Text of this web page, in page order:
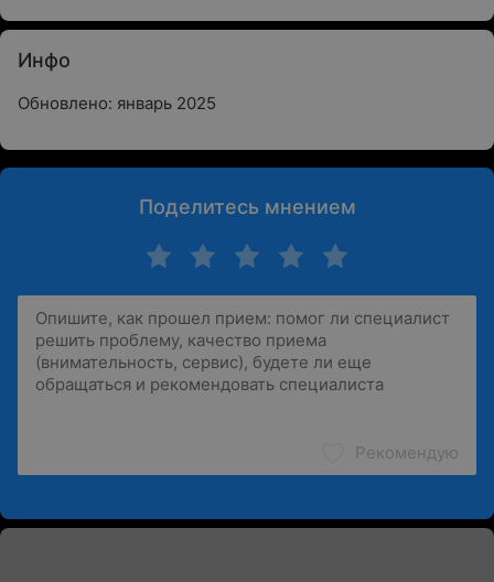
Инфо
Обновлено: январь 2025
Поделитесь мнением
Рекомендую